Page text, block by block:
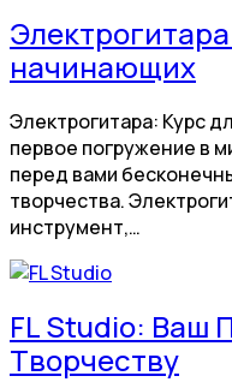
начинающих
Электрогитара: Курс
первое погружение в
перед вами
творчества.
инструмент,…
FL Studio: Ваш
Творчеству